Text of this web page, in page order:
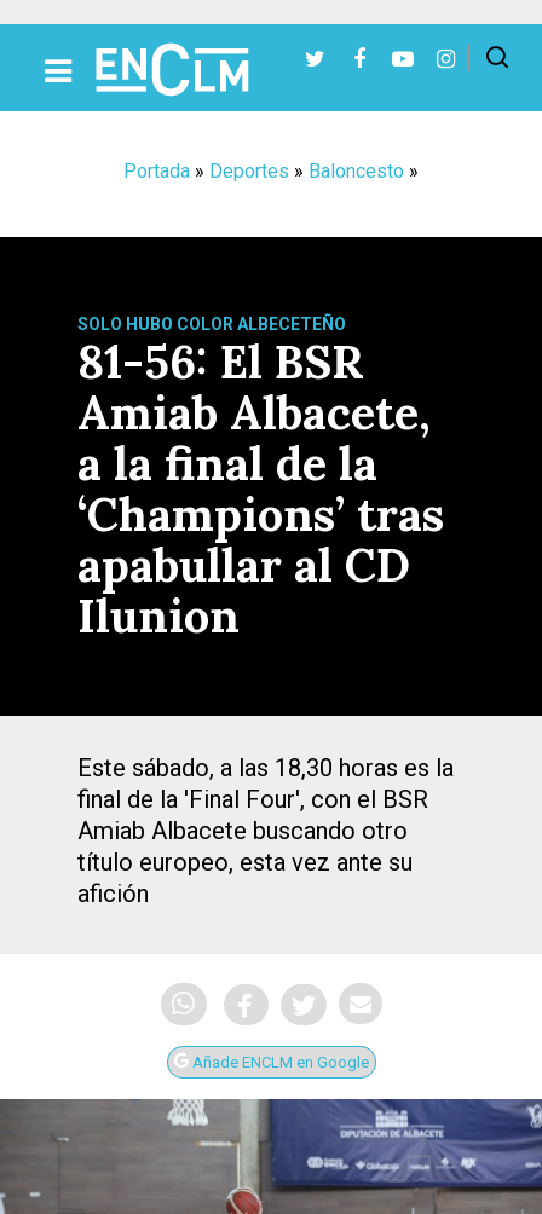
Portada » Deportes » Baloncesto »
SOLO HUBO COLOR ALBECETEÑO
81-56: El BSR
Amiab Albacete,
a la final de la
‘Champions’ tras
apabullar al CD
Ilunion
Este sábado, a las 18,30 horas es la
final de la 'Final Four', con el BSR
Amiab Albacete buscando otro
título europeo, esta vez ante su
afición
Añade ENCLM en Google